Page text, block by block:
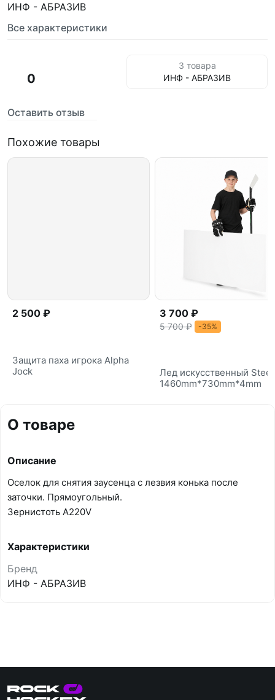
ИНФ - АБРАЗИВ
Все характеристики
0
Оставить отзыв
3 товара
ИНФ - АБРАЗИВ
Похожие товары
2 500 ₽
Защита паха игрока Alpha
Jock
3 700 ₽
5 700 ₽ -35%
Лед искусственный Steel
1460mm*730mm*4mm
О товаре
Описание
Оселок для снятия заусенца с лезвия конька после
заточки. Прямоугольный.
Зернистоть A220V
Характеристики
Бренд
ИНФ - АБРАЗИВ